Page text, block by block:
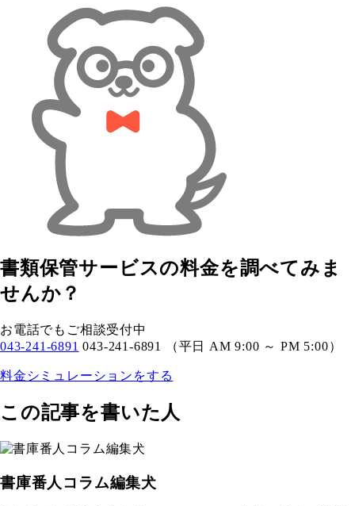
書類保管サービスの料金を調べてみま
せんか？
お電話でもご相談受付中
043-241-6891 043-241-6891 （平日 AM 9:00 ～ PM 5:00）
料金シミュレーションをする
この記事を書いた人
書庫番人コラム編集犬